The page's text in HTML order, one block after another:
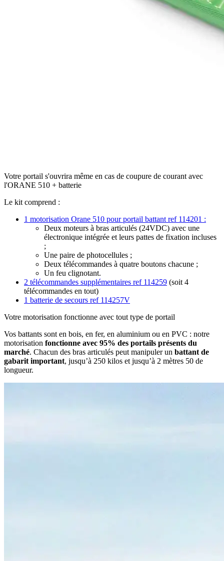
Votre portail s'ouvrira même en cas de coupure de courant avec
l'ORANE 510 + batterie
Le kit comprend :
1 motorisation Orane 510 pour portail battant ref 114201 :
Deux moteurs à bras articulés (24VDC) avec une
électronique intégrée et leurs pattes de fixation incluses
;
Une paire de photocellules ;
Deux télécommandes à quatre boutons chacune ;
Un feu clignotant.
2 télécommandes supplémentaires ref 114259 (soit 4
télécommandes en tout)
1 batterie de secours ref 114257V
Votre motorisation fonctionne avec tout type de portail
Vos battants sont en bois, en fer, en aluminium ou en PVC : notre
motorisation fonctionne avec 95% des portails présents du
marché. Chacun des bras articulés peut manipuler un battant de
gabarit important, jusqu’à 250 kilos et jusqu’à 2 mètres 50 de
longueur.